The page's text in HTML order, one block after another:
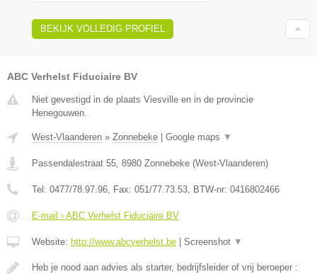
BEKIJK VOLLEDIG PROFIEL
ABC Verhelst Fiduciaire BV
Niet gevestigd in de plaats Viesville en in de provincie
Henegouwen.
West-Vlaanderen » Zonnebeke Google maps ▼
Passendalestraat 55 8980 Zonnebeke (West-Vlaanderen)
Tel: 0477/78.97.96 , Fax: 051/77.73.53 , BTW-nr: 0416802466
E-mail › ABC Verhelst Fiduciaire BV
Website: http://www.abcverhelst.be Screenshot ▼
Heb je nood aan advies als starter, bedrijfsleider of vrij beroeper :